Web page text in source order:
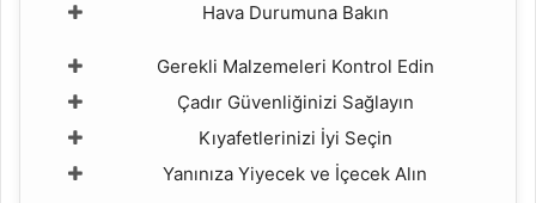
Hava Durumuna Bakın
Gerekli Malzemeleri Kontrol Edin
Çadır Güvenliğinizi Sağlayın
Kıyafetlerinizi İyi Seçin
Yanınıza Yiyecek ve İçecek Alın